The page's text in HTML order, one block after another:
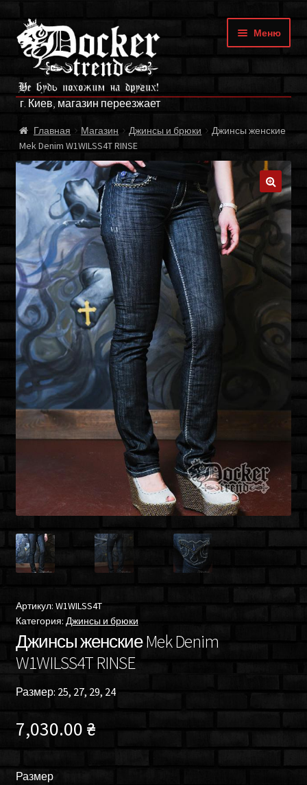
Перейти
к
навигации
Перейти
к
содержимому
г. Киев, магазин переезжает
Меню
ГЛАВНАЯ
МАГАЗИН
БРЕНДЫ
ОПЛАТА И ДОСТАВКА
О НАС
ФРАНЧАЙЗИНГ
МОЙ АККАУНТ
Главная Магазин Джинсы и брюки
Джинсы женские
Mek Denim W1WILSS4T RINSE
🔍
Артикул: W1WILSS4T
Категория: Джинсы и брюки
Джинсы женские Mek Denim
W1WILSS4T RINSE
Размер: 25, 27, 29, 24
7,030.00 ₴
Размер